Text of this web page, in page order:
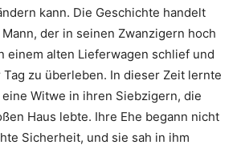
kann. Die Geschichte handelt
der in seinen Zwanzigern hoch
einem alten Lieferwagen schlief und
zu überleben. In dieser Zeit lernte
Witwe in ihren Siebzigern, die
Haus lebte. Ihre Ehe begann nicht
Sicherheit, und sie sah in ihm